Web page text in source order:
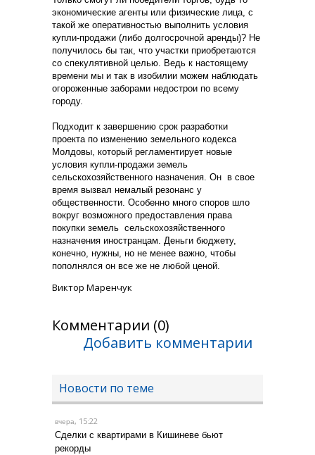
экономические агенты или физические лица, с
такой же оперативностью выполнить условия
купли-продажи (либо долгосрочной аренды)? Не
получилось бы так, что участки приобретаются
со спекулятивной целью. Ведь к настоящему
времени мы и так в изобилии можем наблюдать
огороженные заборами недострои по всему
городу.
Подходит к завершению срок разработки
проекта по изменению земельного кодекса
Молдовы, который регламентирует новые
условия купли-продажи земель
сельскохозяйственного назначения. Он в свое
время вызвал немалый резонанс у
общественности. Особенно много споров шло
вокруг возможного предоставления права
покупки земель сельскохозяйственного
назначения иностранцам. Деньги бюджету,
конечно, нужны, но не менее важно, чтобы
пополнялся он все же не любой ценой.
Виктор Маренчук
Комментарии (0)
Добавить комментарии
Новости по теме
вчера, 15:22
Сделки с квартирами в Кишиневе бьют
рекорды